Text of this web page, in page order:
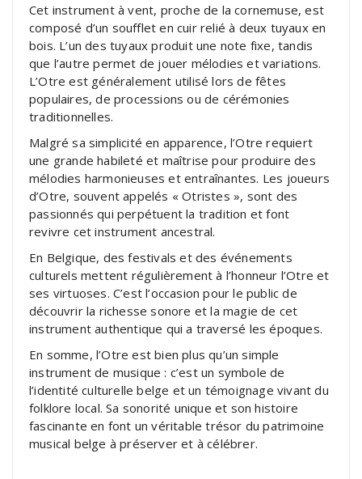
Cet instrument à vent, proche de la cornemuse, est
composé d’un soufflet en cuir relié à deux tuyaux en
bois. L’un des tuyaux produit une note fixe, tandis
que l’autre permet de jouer mélodies et variations.
L’Otre est généralement utilisé lors de fêtes
populaires, de processions ou de cérémonies
traditionnelles.
Malgré sa simplicité en apparence, l’Otre requiert
une grande habileté et maîtrise pour produire des
mélodies harmonieuses et entraînantes. Les joueurs
d’Otre, souvent appelés « Otristes », sont des
passionnés qui perpétuent la tradition et font
revivre cet instrument ancestral.
En Belgique, des festivals et des événements
culturels mettent régulièrement à l’honneur l’Otre et
ses virtuoses. C’est l’occasion pour le public de
découvrir la richesse sonore et la magie de cet
instrument authentique qui a traversé les époques.
En somme, l’Otre est bien plus qu’un simple
instrument de musique : c’est un symbole de
l’identité culturelle belge et un témoignage vivant du
folklore local. Sa sonorité unique et son histoire
fascinante en font un véritable trésor du patrimoine
musical belge à préserver et à célébrer.